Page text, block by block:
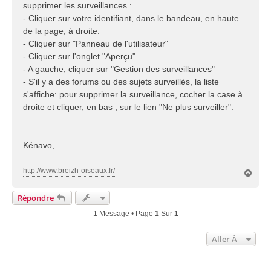
supprimer les surveillances :
- Cliquer sur votre identifiant, dans le bandeau, en haute
de la page, à droite.
- Cliquer sur "Panneau de l'utilisateur"
- Cliquer sur l'onglet "Aperçu"
- A gauche, cliquer sur "Gestion des surveillances"
- S'il y a des forums ou des sujets surveillés, la liste
s'affiche: pour supprimer la surveillance, cocher la case à
droite et cliquer, en bas , sur le lien "Ne plus surveiller".
Kénavo,
http://www.breizh-oiseaux.fr/
Répondre
1 Message • Page 1Sur 1
Aller À